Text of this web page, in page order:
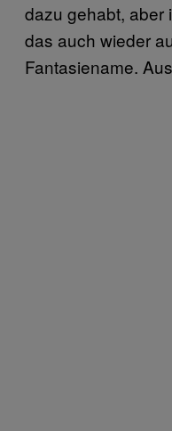
dazu gehabt, aber
das auch wieder
Fantasiename.